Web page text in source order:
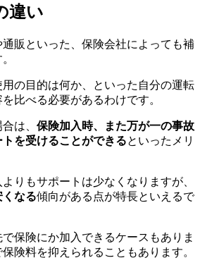
違い
販といった、保険会社によっても補
の目的は何か、といった自分の運転
比べる必要があるわけです。
は、 保険加入時、また万が一の事故
を受けることができるといったメリ
りもサポートは少なくなりますが、
なる傾向がある点が特長といえるで
保険にか加入できるケースもありま
険料を抑えられることもあります。